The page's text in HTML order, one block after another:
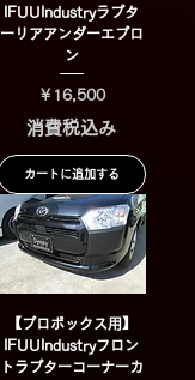
IFUUIndustryラプタ
ーリアアンダーエプロ
ン
価格
￥16,500
消費税込み
カートに追加する
【プロボックス用】
IFUUIndustryフロン
トラプターコーナーカ